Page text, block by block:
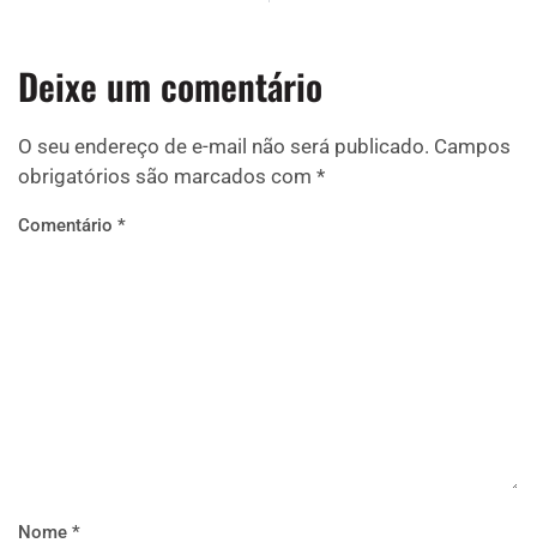
Deixe um comentário
O seu endereço de e-mail não será publicado. Campos
obrigatórios são marcados com *
Comentário *
Nome *